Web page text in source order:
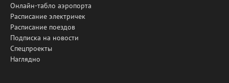
Онлайн-табло аэропорта
Расписание электричек
Расписание поездов
Подписка на новости
Спецпроекты
Наглядно